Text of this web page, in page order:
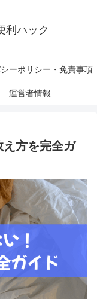
利ハック
ーポリシー・免責事項
運営者情報
え方を完全ガ